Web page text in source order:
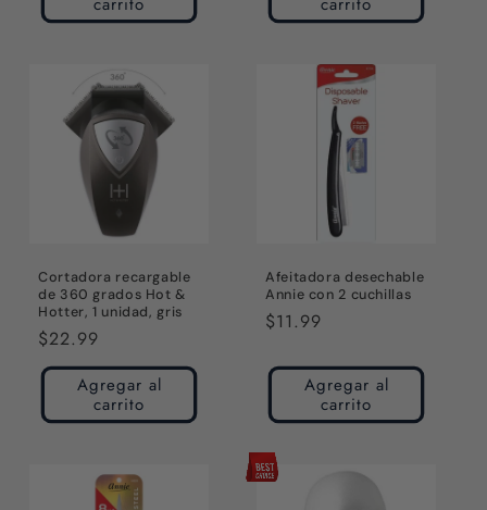
Cortadora recargable
de 360 grados Hot &
Hotter, 1 unidad, gris
Precio
habitual
$22.99
Agregar al
carrito
Afeitadora desechable
Annie con 2 cuchillas
Precio
$11.99
Agregar al
carrito